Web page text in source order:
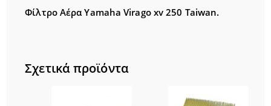
Φίλτρο Αέρα Yamaha Virago xv 250 Taiwan.
Σχετικά προϊόντα